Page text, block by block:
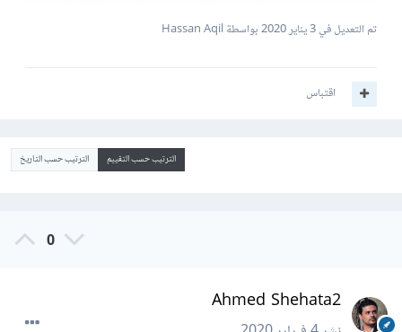
تم التعديل في3 يناير 2020 بواسطة Hassan Aqil
اقتباس
الترتيب حسب التقييم الترتيب حسب التاريخ
0
Ahmed Shehata2